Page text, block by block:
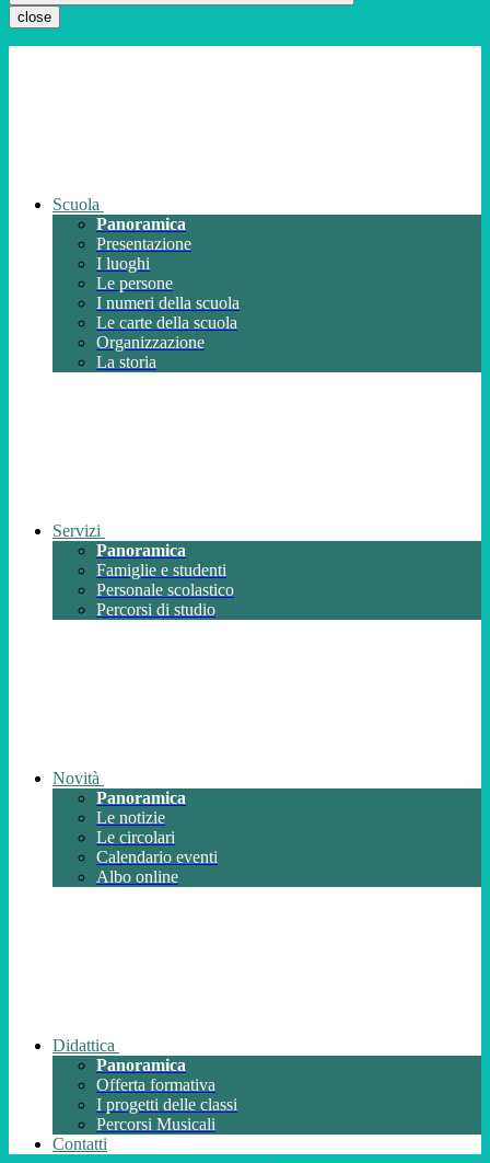
close
Scuola
Panoramica
Presentazione
I luoghi
Le persone
I numeri della scuola
Le carte della scuola
Organizzazione
La storia
Servizi
Panoramica
Famiglie e studenti
Personale scolastico
Percorsi di studio
Novità
Panoramica
Le notizie
Le circolari
Calendario eventi
Albo online
Didattica
Panoramica
Offerta formativa
I progetti delle classi
Percorsi Musicali
Contatti